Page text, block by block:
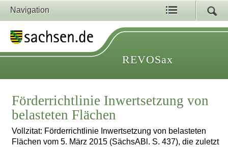
Navigation
REVOSax
Förderrichtlinie Inwertsetzung von
belasteten Flächen
Vollzitat: Förderrichtlinie Inwertsetzung von belasteten
Flächen vom 5. März 2015 (SächsABl. S. 437), die zuletzt